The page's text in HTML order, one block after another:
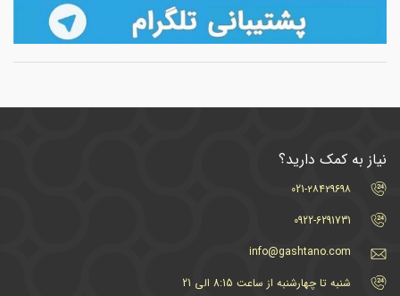
نیاز به کمک دارید؟
021-۲۸۴۲۹۶۹۸
0922-6291731
info@gashtano.com
شنبه تا چهارشنبه از ساعت 8:15 الی 21